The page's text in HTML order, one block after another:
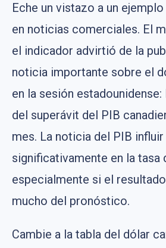
Eche un vistazo a un
en noticias comerciales. El
el indicador advirtió de la
noticia importante sobre el
en la sesión
del superávit del PIB
mes. La noticia del PIB influir
significativamente en la tasa
especialmente si el
mucho del pronóstico.
Cambie a la tabla del dólar